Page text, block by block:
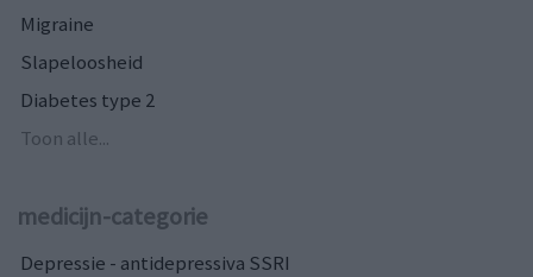
Migraine
Slapeloosheid
Diabetes type 2
Toon alle...
medicijn-categorie
Depressie - antidepressiva SSRI